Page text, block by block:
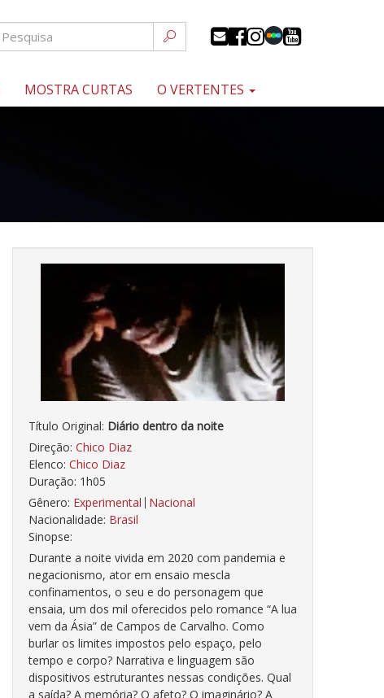
MOSTRA CURTAS O VERTENTES
Título Original: Diário dentro da noite
Direção: Chico Diaz
Elenco: Chico Diaz
Duração: 1h05
Gênero: Experimental Nacional
Nacionalidade: Brasil
Sinopse:
Durante a noite vivida em 2020 com pandemia e
negacionismo, ator em ensaio mescla
confinamentos, o seu e do personagem que
ensaia, um dos mil oferecidos pelo romance “A lua
vem da Ásia” de Campos de Carvalho. Como
burlar os limites impostos pelo espaço, pelo
tempo e corpo? Narrativa e linguagem são
dispositivos estruturantes nessas condições. Qual
a saída? A memória? O afeto? O imaginário? A